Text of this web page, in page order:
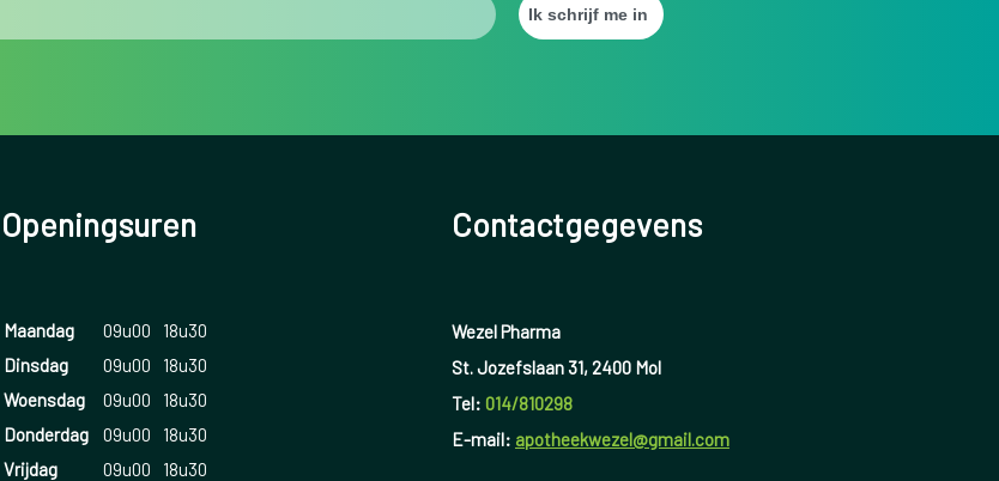
Openingsuren
Maandag 09u00
18u30
Dinsdag
09u00
18u30
Woensdag
09u00
18u30
Donderdag
09u00
18u30
Vrijdag
09u00
18u30
Contactgegevens
Wezel Pharma
St. Jozefslaan 31, 2400 Mol
Tel: 014/810298
E-mail: apotheekwezel@gmail.com